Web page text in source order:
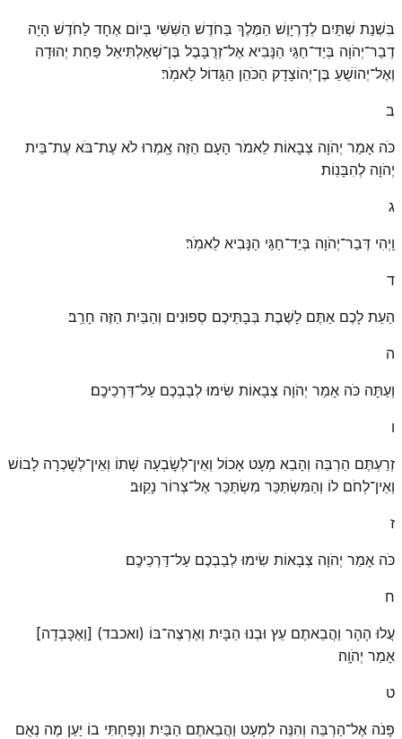
בִּשְׁנַת שְׁתַּיִם לְדָרְיָוֶשׁ הַמֶּלֶךְ בַּחֹדֶשׁ הַשִּׁשִּׁי בְּיוֹם אֶחָד לַחֹדֶשׁ הָיָה
דְבַר־יְהֹוָה בְּיַד־חַגַּי הַנָּבִיא אֶל־זְרֻבָּבֶל בֶּן־שְׁאַלְתִּיאֵל פַּחַת יְהוּדָה
וְאֶל־יְהוֹשֻׁעַ בֶּן־יְהוֹצָדָק הַכֹּהֵן הַגָּדוֹל לֵאמֹֽר׃
ב
כֹּה אָמַר יְהֹוָה צְבָאוֹת לֵאמֹר הָעָם הַזֶּה אָֽמְרוּ לֹא עֶת־בֹּא עֶת־בֵּית
יְהֹוָה לְהִבָּנֽוֹת׃
ג
וַֽיְהִי דְּבַר־יְהֹוָה בְּיַד־חַגַּי הַנָּבִיא לֵאמֹֽר׃
ד
הַעֵת לָכֶם אַתֶּם לָשֶׁבֶת בְּבָתֵּיכֶם סְפוּנִים וְהַבַּיִת הַזֶּה חָרֵֽב׃
ה
וְעַתָּה כֹּה אָמַר יְהֹוָה צְבָאוֹת שִׂימוּ לְבַבְכֶם עַל־דַּרְכֵיכֶֽם׃
ו
זְרַעְתֶּם הַרְבֵּה וְהָבֵא מְעָט אָכוֹל וְאֵין־לְשׇׂבְעָה שָׁתוֹ וְאֵין־לְשׇׁכְרָה לָבוֹשׁ
וְאֵין־לְחֹם לוֹ וְהַמִּשְׂתַּכֵּר מִשְׂתַּכֵּר אֶל־צְרוֹר נָקֽוּב׃
ז
כֹּה אָמַר יְהֹוָה צְבָאוֹת שִׂימוּ לְבַבְכֶם עַל־דַּרְכֵיכֶֽם׃
ח
עֲלוּ הָהָר וַהֲבֵאתֶם עֵץ וּבְנוּ הַבָּיִת וְאֶרְצֶה־בּוֹ (ואכבד) [וְאֶכָּבְדָה]
אָמַר יְהֹוָֽה׃
ט
פָּנֹה אֶל־הַרְבֵּה וְהִנֵּה לִמְעָט וַהֲבֵאתֶם הַבַּיִת וְנָפַחְתִּי בוֹ יַעַן מֶה נְאֻם